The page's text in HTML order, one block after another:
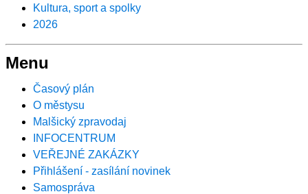
Kultura, sport a spolky
2026
Menu
Časový plán
O městysu
Malšický zpravodaj
INFOCENTRUM
VEŘEJNÉ ZAKÁZKY
Přihlášení - zasílání novinek
Samospráva